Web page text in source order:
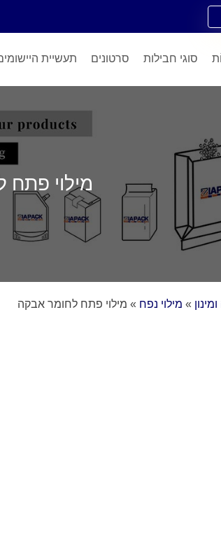
תעשיית סרטונים סוגי חבילות
מילוי
» מילוי נפח » מילוי פתח לחומר אבקה